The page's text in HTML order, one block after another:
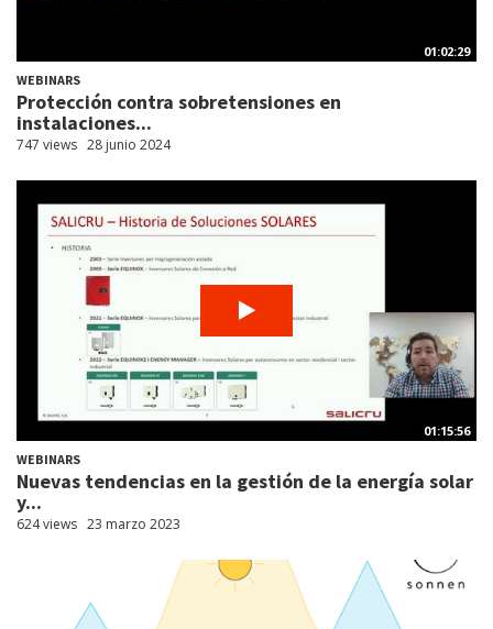
01:02:29
WEBINARS
Protección contra sobretensiones en
instalaciones...
747 views 28 junio 2024
01:15:56
WEBINARS
Nuevas tendencias en la gestión de la energía solar
y...
624 views 23 marzo 2023